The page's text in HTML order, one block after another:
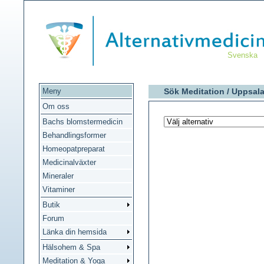
Svenska
Meny
Om oss
Bachs blomstermedicin
Behandlingsformer
Homeopatpreparat
Medicinalväxter
Mineraler
Vitaminer
Butik
Forum
Länka din hemsida
Hälsohem & Spa
Meditation & Yoga
Sök Meditation / Uppsala